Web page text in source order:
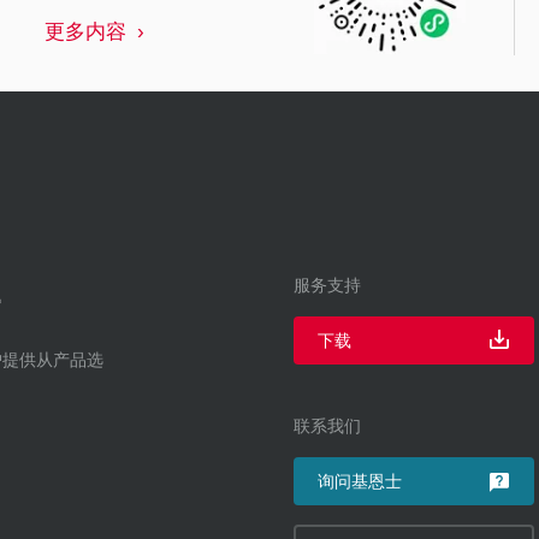
更多内容
供从产品选
服务支持
下载
联系我们
询问基恩士